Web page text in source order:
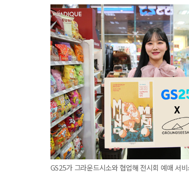
미
GS25가 그라운드시소와 협업해 전시회 예매 서